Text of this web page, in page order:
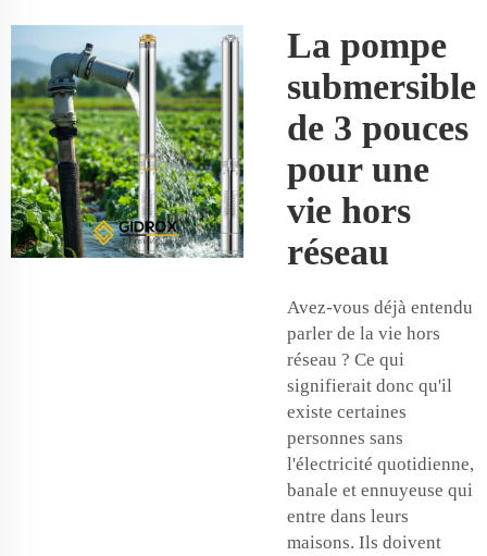
La pompe
submersible
de 3 pouces
pour une
vie hors
réseau
Avez-vous déjà entendu
parler de la vie hors
réseau ? Ce qui
signifierait donc qu'il
existe certaines
personnes sans
l'électricité quotidienne,
banale et ennuyeuse qui
entre dans leurs
maisons. Ils doivent